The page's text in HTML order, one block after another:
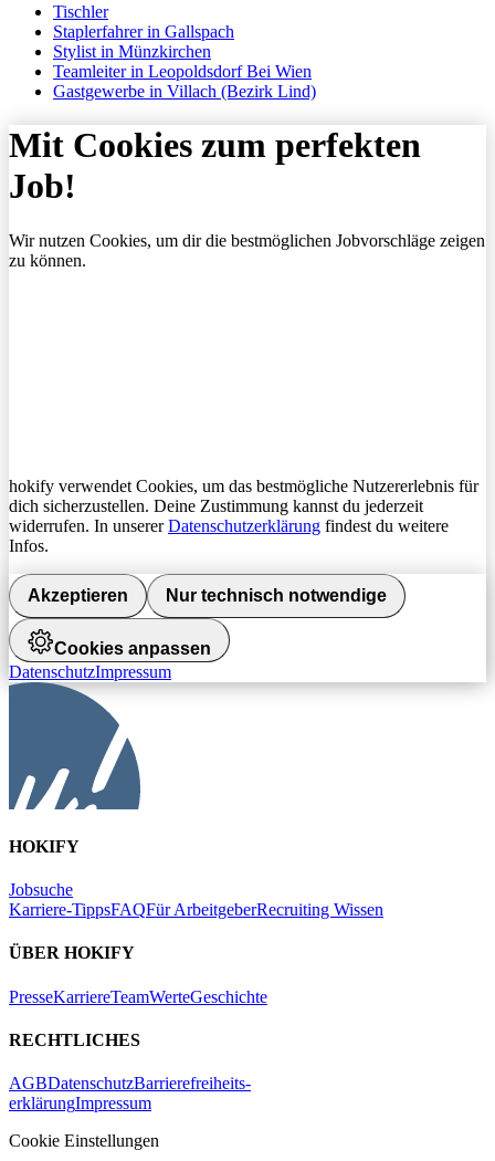
Tischler
Staplerfahrer in Gallspach
Stylist in Münzkirchen
Teamleiter in Leopoldsdorf Bei Wien
Gastgewerbe in Villach (Bezirk Lind)
Mit Cookies zum perfekten
Job!
Wir nutzen Cookies, um dir die bestmöglichen Jobvorschläge zeigen
zu können.
hokify verwendet Cookies, um das bestmögliche Nutzererlebnis für
dich sicherzustellen. Deine Zustimmung kannst du jederzeit
widerrufen. In unsererDatenschutzerklärung findest du weitere
Infos.
Akzeptieren Nur technisch notwendige
Cookies anpassen
DatenschutzImpressum
HOKIFY
Jobsuche
Karriere-TippsFAQFür ArbeitgeberRecruiting Wissen
ÜBER HOKIFY
PresseKarriereTeamWerteGeschichte
RECHTLICHES
AGBDatenschutzBarrierefreiheits-
erklärungImpressum
Cookie Einstellungen